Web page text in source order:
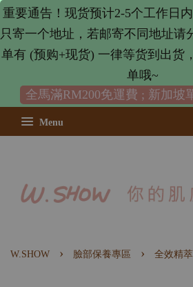
重要通告！现货预计2-5个工作日
只寄一个地址，若邮寄不同地址请
单有 (预购+现货) 一律等货到出货
单哦~
全馬滿RM200免運費 ; 新加坡
Menu
W.SHOW › 臉部保養專區 › 全效精